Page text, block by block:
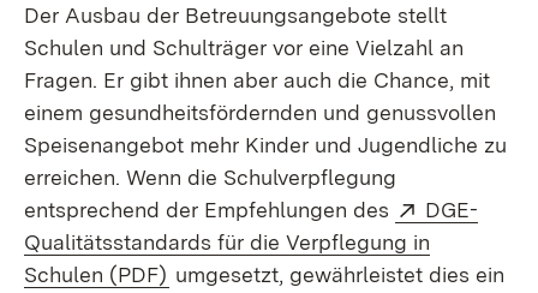
Der Ausbau der Betreuungsangebote stellt
Schulen und Schulträger vor eine Vielzahl an
Fragen. Er gibt ihnen aber auch die Chance, mit
einem gesundheitsfördernden und genussvollen
Speisenangebot mehr Kinder und Jugendliche zu
erreichen. Wenn die Schulverpflegung
entsprechend der Empfehlungen des
Extern:
DGE-
Qualitätsstandards für die Verpflegung in
Schulen (PDF) (Öffnet in neuem Fenster)
umgesetzt, gewährleistet dies ein